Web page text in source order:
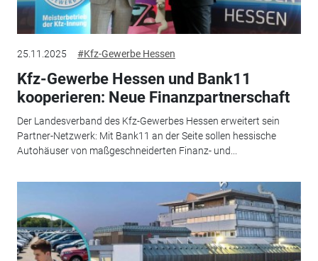
25.11.2025 #Kfz-Gewerbe Hessen
Kfz-Gewerbe Hessen und Bank11
kooperieren: Neue Finanzpartnerschaft
Der Landesverband des Kfz-Gewerbes Hessen erweitert sein
Partner-Netzwerk: Mit Bank11 an der Seite sollen hessische
Autohäuser von maßgeschneiderten Finanz- und...